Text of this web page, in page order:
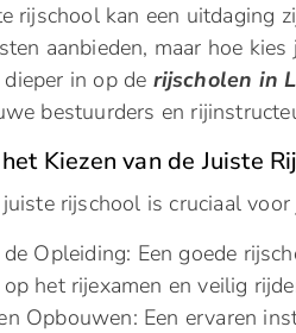
rijschool kan een uitdaging
aanbieden, maar hoe
in op de rijscholen in
bestuurders en
Kiezen van de Juiste
rijschool is cruciaal
Opleiding: Een goede
het rijexamen en veilig
Opbouwen: Een ervaren